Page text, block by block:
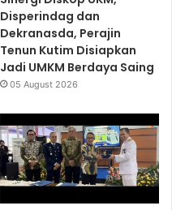
Disperindag dan
Dekranasda, Perajin
Tenun Kutim Disiapkan
Jadi UMKM Berdaya Saing
05 August 2026